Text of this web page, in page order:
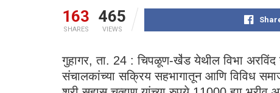
163
SHARES
465
VIEWS
गुहागर, ता. 24 : चिपळूण-खे॑ड येथील विभा
संचालकांच्या सक्रिय सहभागातून आणि विविध